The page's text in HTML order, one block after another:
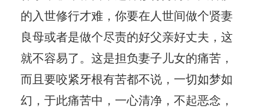
的入世修行才难，你要在人世间做个贤妻
良母或者是做个尽责的好父亲好丈夫，这
就不容易了。这是担负妻子儿女的痛苦，
而且要咬紧牙根有苦都不说，一切如梦如
幻，于此痛苦中，一心清净，不起恶念，